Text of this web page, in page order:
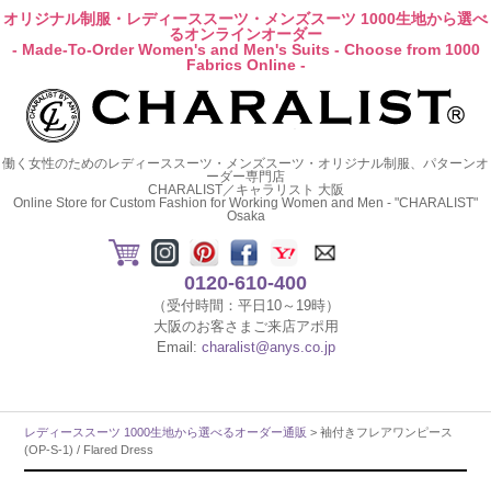
オリジナル制服・レディーススーツ・メンズスーツ 1000生地から選べ
るオンラインオーダー
- Made-To-Order Women's and Men's Suits - Choose from 1000
Fabrics Online -
働く女性のためのレディーススーツ・メンズスーツ・オリジナル制服、パターンオ
ーダー専門店
CHARALIST／キャラリスト 大阪
Online Store for Custom Fashion for Working Women and Men - "CHARALIST"
Osaka
0120-610-400
（受付時間：平日10～19時）
大阪のお客さまご来店アポ用
Email: charalist@anys.co.jp
レディーススーツ 1000生地から選べるオーダー通販 > 袖付きフレアワンピース
(OP-S-1) / Flared Dress